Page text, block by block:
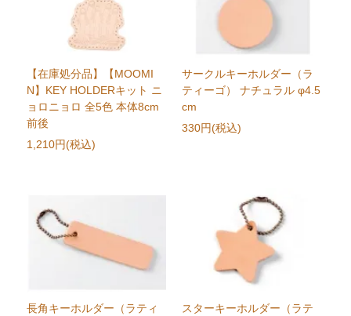
【在庫処分品】【MOOMI
N】KEY HOLDERキット ニ
ョロニョロ 全5色 本体8cm
前後
1,210円(税込)
サークルキーホルダー（ラ
ティーゴ） ナチュラル φ4.5
cm
330円(税込)
長角キーホルダー（ラティ
スターキーホルダー（ラテ